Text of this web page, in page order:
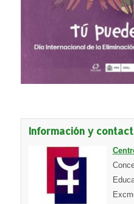
Información y